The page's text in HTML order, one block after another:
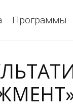
Программы